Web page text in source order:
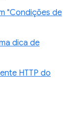
"Condições de
dica de
HTTP do